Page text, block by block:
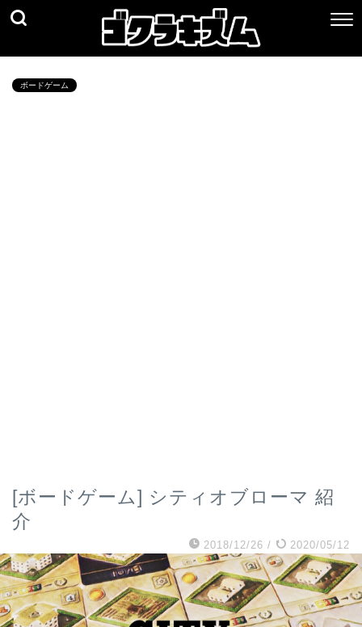
ボードゲーム
[ボードゲーム] シティオブローマ 紹
介
2018/12/26 / 2020/05/12